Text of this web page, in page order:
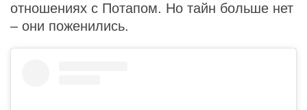
отношениях с Потапом. Но тайн больше нет
– они поженились.